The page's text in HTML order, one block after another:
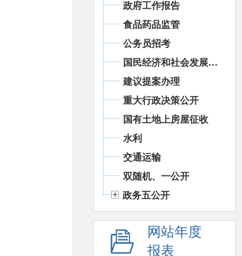
政府工作报告
食品药品监管
公务员招考
国民经济和社会发展统计信息
建议提案办理
重大行政决策公开
国有土地上房屋征收
水利
交通运输
双随机、一公开
政务五公开
网站年度
报表